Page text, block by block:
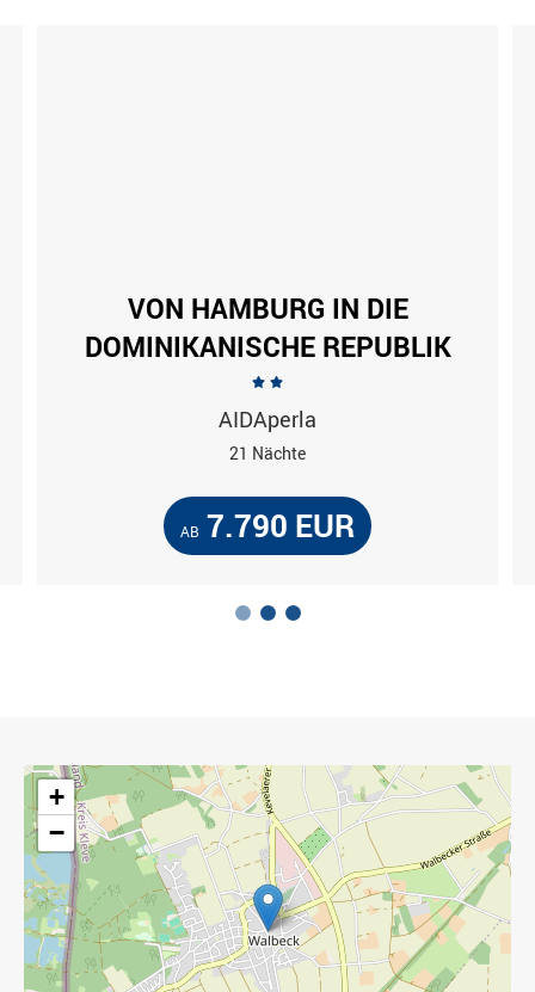
VON HAMBURG IN DIE
DOMINIKANISCHE REPUBLIK
AIDAperla
21 Nächte
AB 7.790 EUR
1 2 3
+
−